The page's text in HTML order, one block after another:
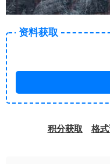
资料获取
积分获取 格